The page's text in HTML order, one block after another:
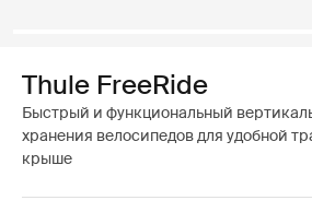
Thule FreeRide
Быстрый и функциональный
хранения велосипедов для удобной
крыше